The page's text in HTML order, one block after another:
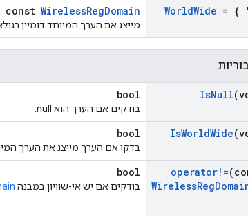
WorldWide = {
const WirelessRegDomain
מייצג את הערך המיוחד דומיין
IsNull
bool
בודקים אם הערך הוא null.
IsWorldWide
bool
בדקו אם הערך מייצג את הערך
operator!=
WirelessReg
bool
בודקים אם יש אי-שוויון במבנה